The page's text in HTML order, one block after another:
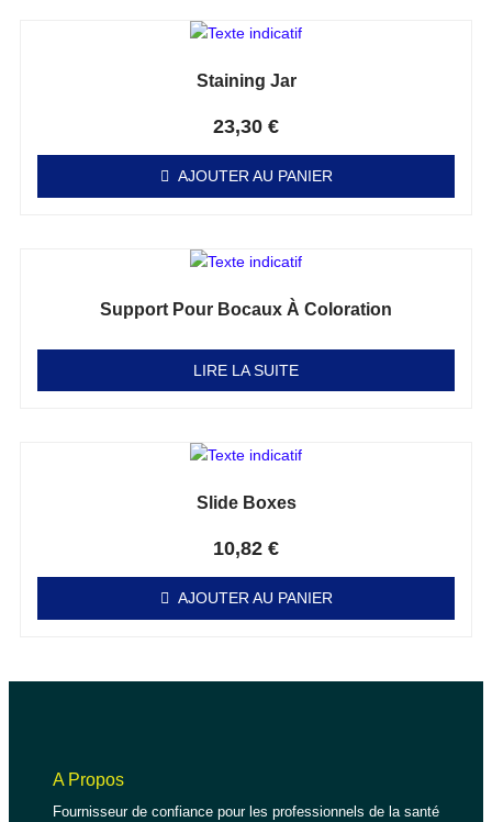
Staining Jar
23,30 €
AJOUTER AU PANIER
Support Pour Bocaux À Coloration
LIRE LA SUITE
Slide Boxes
10,82 €
AJOUTER AU PANIER
A Propos
Fournisseur de confiance pour les professionnels de la santé